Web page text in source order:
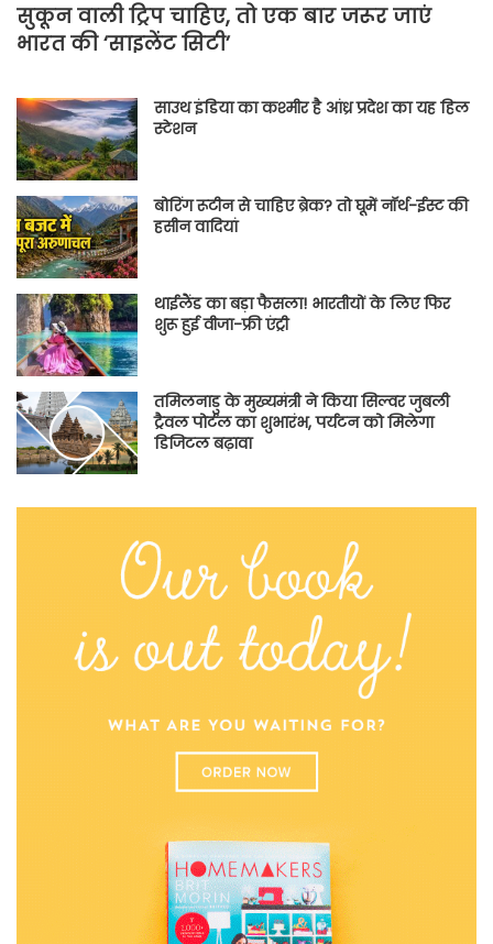
सुकून वाली ट्रिप चाहिए, तो एक बार जरूर जाएं
भारत की ‘साइलेंट सिटी’
साउथ इंडिया का कश्मीर है आंध्र प्रदेश का यह हिल
स्टेशन
बोरिंग रूटीन से चाहिए ब्रेक? तो घूमें नॉर्थ-ईस्ट की
हसीन वादियां
थाईलैंड का बड़ा फैसला! भारतीयों के लिए फिर
शुरू हुई वीजा-फ्री एंट्री
तमिलनाडु के मुख्यमंत्री ने किया सिल्वर जुबली
ट्रैवल पोर्टल का शुभारंभ, पर्यटन को मिलेगा
डिजिटल बढ़ावा